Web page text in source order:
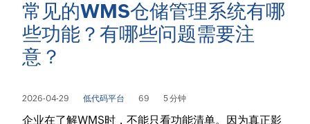
常见的WMS仓储管理系统有哪
些功能？有哪些问题需要注
意？
2026-04-29 低代码平台 69 5 分钟
企业在了解WMS时，不能只看功能清单。因为真正影